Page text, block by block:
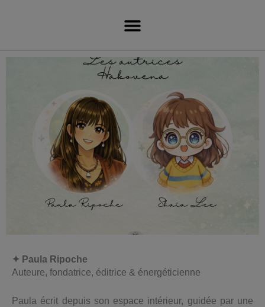
✦ Paula Ripoche
Auteure, fondatrice, éditrice & énergéticienne
Paula écrit depuis son espace intérieur, guidée par une